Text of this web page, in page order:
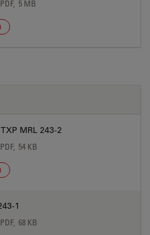
PDF, 5 MB
MRL 243-2
PDF, 54 KB
1
PDF, 68 KB